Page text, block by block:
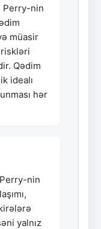
Perry-nin
müasir
Qədim
idealı
hər
nin
yalnız